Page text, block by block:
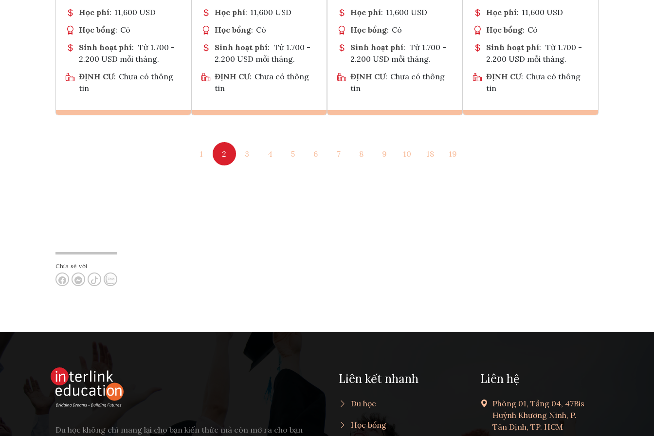
Học phí: 11,600 USD
Học bổng: Có
Sinh hoạt phí: Từ 1.700 -
2.200 USD mỗi tháng.
ĐỊNH CƯ: Chưa có thông
tin
Học phí: 11,600 USD
Học bổng: Có
Sinh hoạt phí: Từ 1.700 -
2.200 USD mỗi tháng.
ĐỊNH CƯ: Chưa có thông
tin
Tham vấn Interlink
Học phí: 11,600 USD
Học bổng: Có
Sinh hoạt phí: Từ 1.700 -
2.200 USD mỗi tháng.
ĐỊNH CƯ: Chưa có thông
tin
Tham vấn Interlink
Học phí: 11,600 USD
Học bổng: Có
Sinh hoạt phí: Từ 1.700 -
2.200 USD mỗi tháng.
ĐỊNH CƯ: Chưa có thông
tin
1 2 3 4 5 6 7 8 9 10 18 19
Chia sẻ với
Du học không chỉ mang lại cho bạn kiến thức mà còn mở ra cho bạn
Liên kết nhanh
Du học
Học bổng
Liên hệ
Phòng 01, Tầng 04, 47Bis
Huỳnh Khương Ninh, P.
Tân Định, TP. HCM